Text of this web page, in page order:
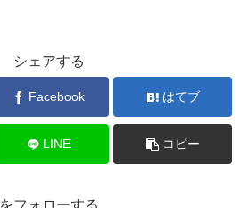
シェアする
Facebook はてブ
LINE コピー